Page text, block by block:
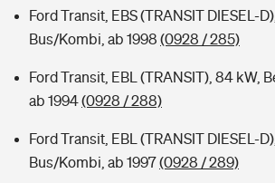
Sie haben Fragen?
Kinderunfall-Check: Mehr Sicherheit für
Ford Transit, EBS (TRANSIT DIESEL-
Bus/Kombi, ab 1998 (0928 / 285)
Ford Transit, EBL (TRANSIT), 84 kW,
ab 1994(0928 / 288)
Ford Transit, EBL (TRANSIT DIESEL-
Bus/Kombi, ab 1997(0928 / 289)